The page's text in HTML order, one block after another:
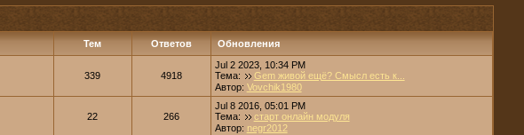
Тем Ответов Обновления
339 4918
Jul 2 2023, 10:34 PM
Тема:
Gem живой ещё? Смысл есть к...
Автор: Vovchik1980
22 266
Jul 8 2016, 05:01 PM
Тема:
старт онлайн модуля
Автор: negr2012